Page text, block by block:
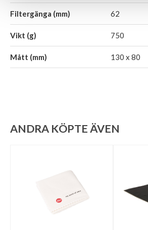
Filtergänga (mm) 62
Vikt (g) 750
Mått (mm) 130 x 80
ANDRA KÖPTE ÄVEN